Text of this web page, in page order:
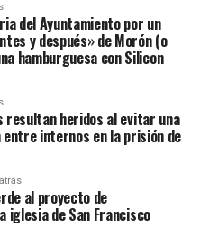
del Ayuntamiento por un
y después» de Morón (o
hamburguesa con Silicon
resultan heridos al evitar una
internos en la prisión de
al proyecto de
iglesia de San Francisco